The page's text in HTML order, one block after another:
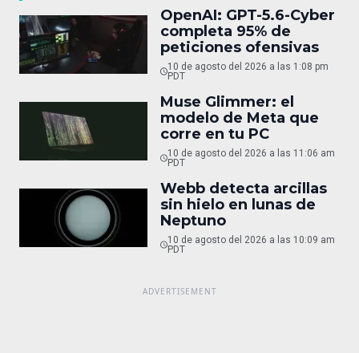
OpenAI: GPT-5.6-Cyber
completa 95% de
peticiones ofensivas
10 de agosto del 2026 a las 1:08 pm
PDT
Muse Glimmer: el
modelo de Meta que
corre en tu PC
10 de agosto del 2026 a las 11:06 am
PDT
Webb detecta arcillas
sin hielo en lunas de
Neptuno
10 de agosto del 2026 a las 10:09 am
PDT